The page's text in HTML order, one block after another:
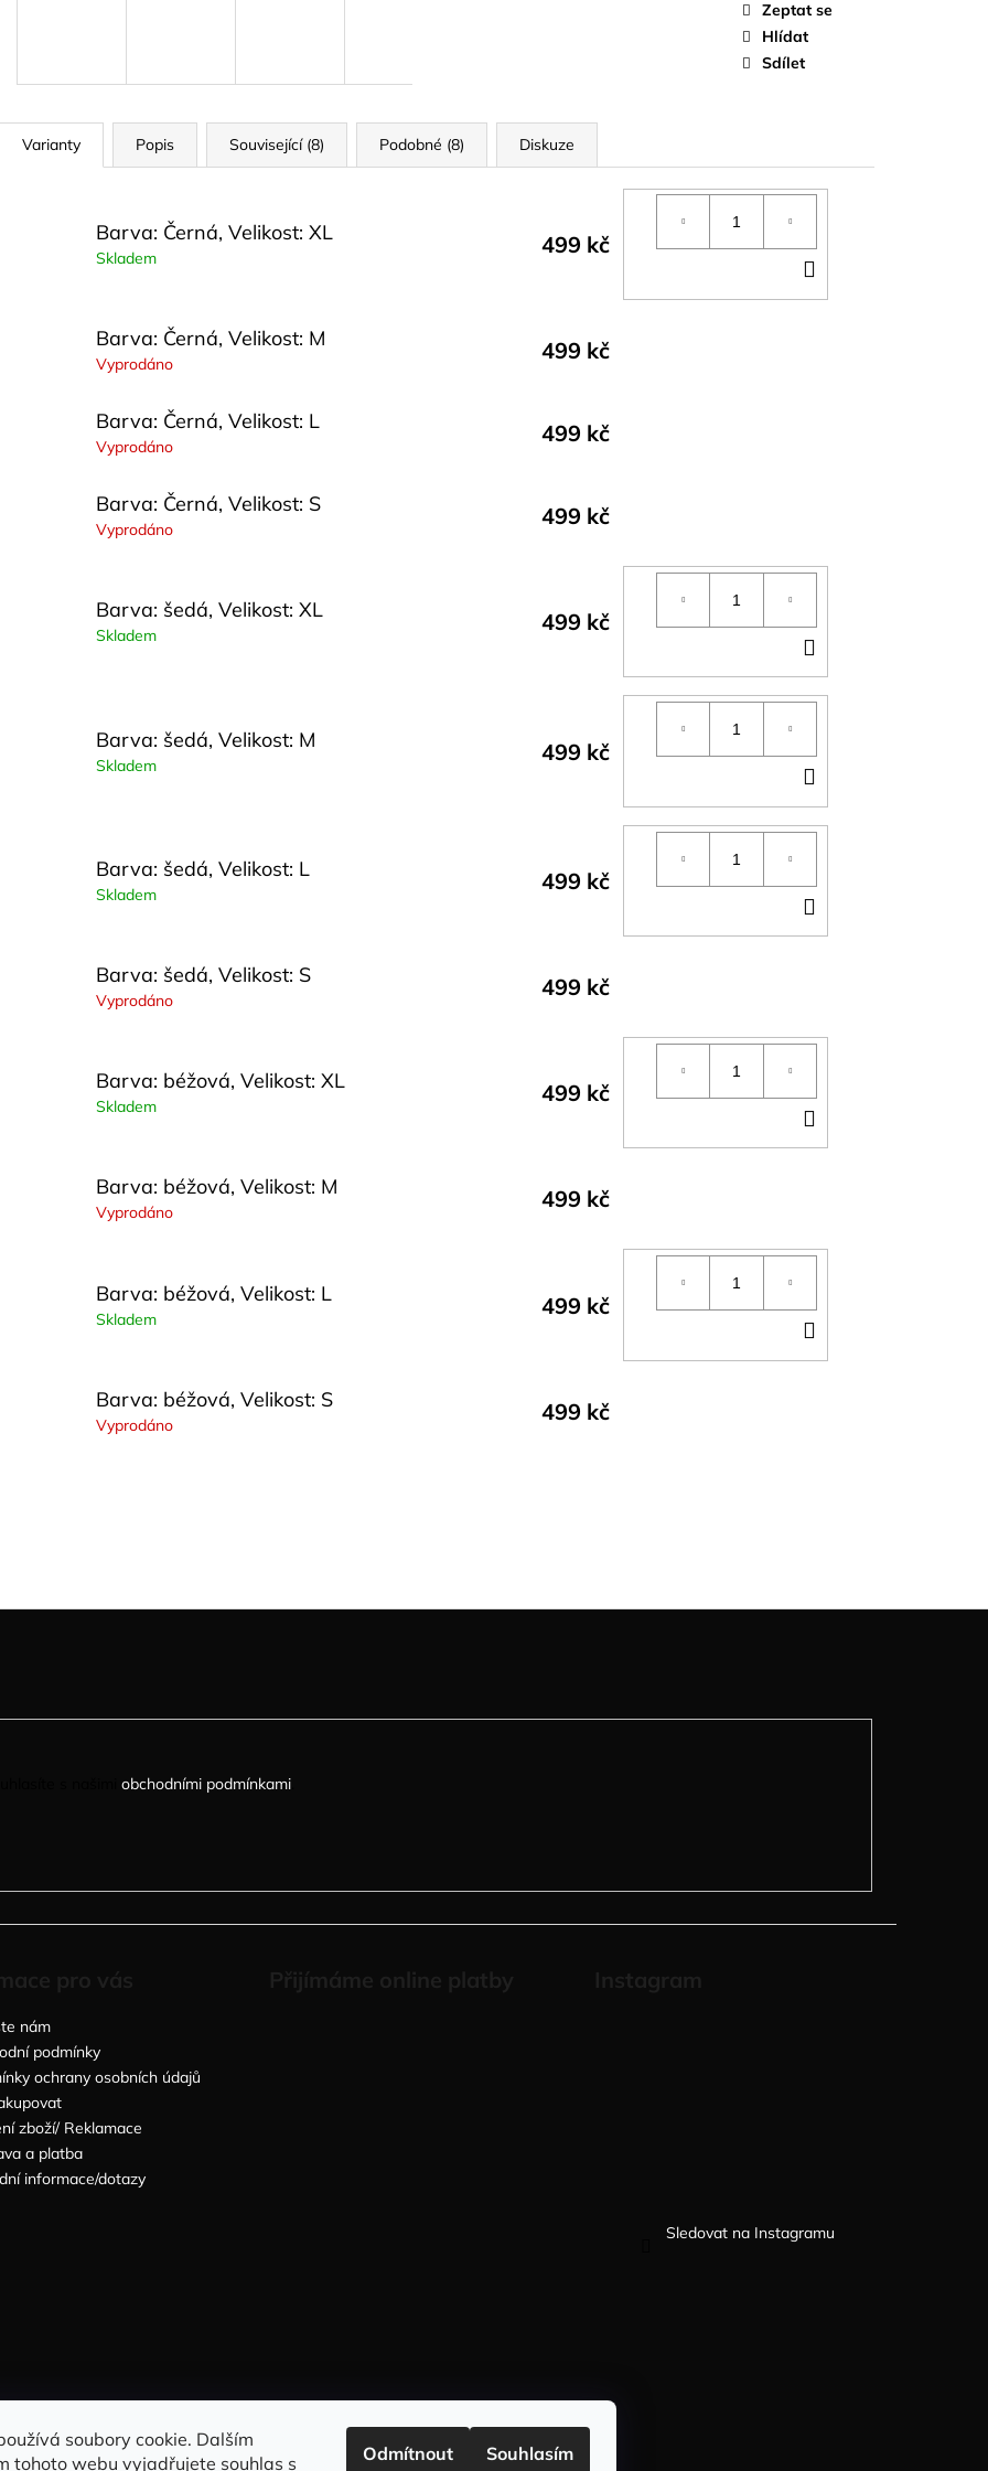
soubory cookie. Dalším
tohoto webu vyjadřujete souhlas s
Odmítnout Souhlasím
Zeptat se
Hlídat
Sdílet
Varianty Popis Související (8) Podobné (8) Diskuze
Barva: Černá, Velikost: XL
Skladem 499 kč
KOŠÍKU
Barva: Černá, Velikost: M
Vyprodáno 499 kč
Barva: Černá, Velikost: L
Vyprodáno 499 kč
Barva: Černá, Velikost: S
Vyprodáno 499 kč
Barva: šedá, Velikost: XL
Skladem 499 kč
KOŠÍKU
Barva: šedá, Velikost: M
Skladem 499 kč
KOŠÍKU
Barva: šedá, Velikost: L
Skladem 499 kč
KOŠÍKU
Barva: šedá, Velikost: S
Vyprodáno 499 kč
Barva: béžová, Velikost: XL
Skladem 499 kč
KOŠÍKU
Barva: béžová, Velikost: M
Vyprodáno 499 kč
Barva: béžová, Velikost: L
Skladem 499 kč
KOŠÍKU
Barva: béžová, Velikost: S
Vyprodáno 499 kč
obchodními podmínkami.
nám
podmínky
ochrany osobních údajů
zboží/ Reklamace
a platba
informace/dotazy
Sledovat na Instagramu
Sleduj nás na FACEBOOKU
INFORMACE PRO VÁS